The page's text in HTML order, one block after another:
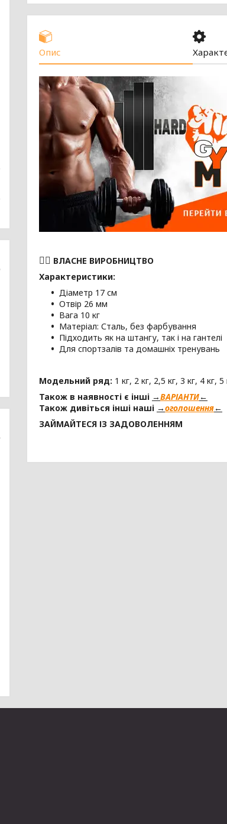
Опис
🏋️‍♂️ ВЛАСНЕ ВИРОБНИЦТВО
Характеристики:
Діаметр 17 см
Отвір 26 мм
Вага 10 кг
Матеріал: Сталь, без фарбування
Підходить як на штангу, так і на гантелі
Для спортзалів та домашніх тренувань
Модельний ряд: 1 кг, 2 кг, 2,5 кг, 3 кг, 4 кг, 5
Також в наявності є інші →ВАРІАНТИ←
Також дивіться інші наші →оголошення←
ЗАЙМАЙТЕСЯ ІЗ ЗАДОВОЛЕННЯМ